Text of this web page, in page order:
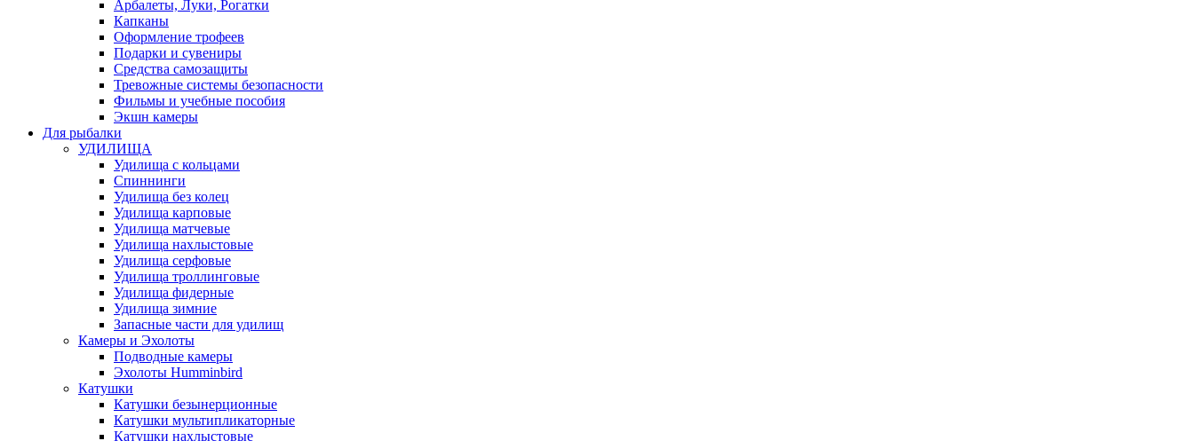
Арбалеты, Луки, Рогатки
Капканы
Оформление трофеев
Подарки и сувениры
Средства самозащиты
Тревожные системы безопасности
Фильмы и учебные пособия
Экшн камеры
Для рыбалки
УДИЛИЩА
Удилища с кольцами
Спиннинги
Удилища без колец
Удилища карповые
Удилища матчевые
Удилища нахлыстовые
Удилища серфовые
Удилища троллинговые
Удилища фидерные
Удилища зимние
Запасные части для удилищ
Камеры и Эхолоты
Подводные камеры
Эхолоты Humminbird
Катушки
Катушки безынерционные
Катушки мультипликаторные
Катушки нахлыстовые